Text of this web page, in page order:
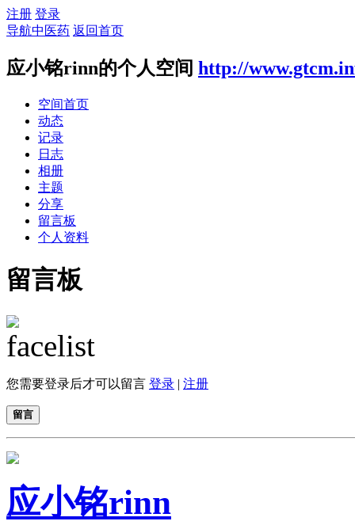
注册 登录
导航中医药 返回首页
应小铭rinn的个人空间 http://
空间首页
动态
记录
日志
相册
主题
分享
留言板
个人资料
留言板
您需要登录后才可以留言 登录 | 注册
留言
应小铭rinn